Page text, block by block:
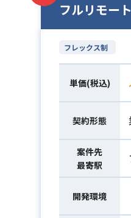
フルリモー
フレックス制
単価(税込)
契約形態
案件先
最寄駅
開発環境